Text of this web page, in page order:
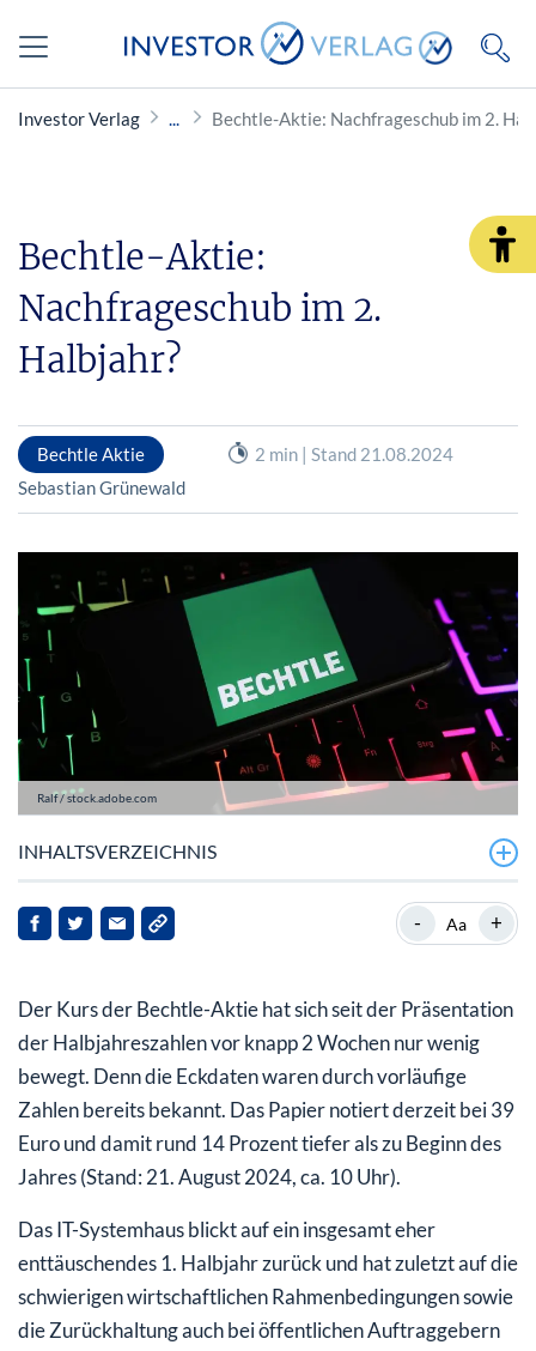
Investor Verlag Bechtle-Aktie: Nachfrageschub im 2.
Bechtle-Aktie:
Nachfrageschub im 2.
Halbjahr?
Bechtle Aktie
2 min | Stand 21.08.2024
Sebastian Grünewald
Ralf / stock.adobe.com
INHALTSVERZEICHNIS
Bechtle mit durchwachsenen Zahlen
- Aa +
Der Kurs der Bechtle-Aktie hat sich seit der Präsentation
der Halbjahreszahlen vor knapp 2 Wochen nur wenig
bewegt. Denn die Eckdaten waren durch vorläufige
Zahlen bereits bekannt. Das Papier notiert derzeit bei 39
Euro und damit rund 14 Prozent tiefer als zu Beginn des
Jahres (Stand: 21. August 2024, ca. 10 Uhr).
Das IT-Systemhaus blickt auf ein insgesamt eher
enttäuschendes 1. Halbjahr zurück und hat zuletzt auf die
schwierigen wirtschaftlichen Rahmenbedingungen sowie
die Zurückhaltung auch bei öffentlichen Auftraggebern